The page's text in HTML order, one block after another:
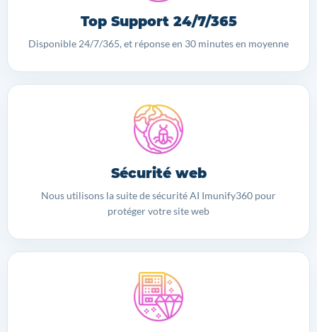
Top Support 24/7/365
Disponible 24/7/365, et réponse en 30 minutes en moyenne
Sécurité web
Nous utilisons la suite de sécurité AI Imunify360 pour
protéger votre site web